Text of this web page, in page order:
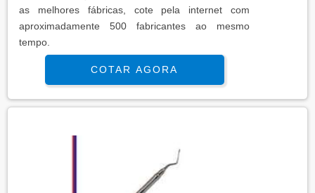
as melhores fábricas, cote pela internet com
aproximadamente 500 fabricantes ao mesmo
tempo.
COTAR AGORA